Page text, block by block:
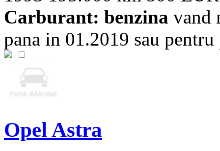
Carburant: benzina vand
pana in 01.2019 sau
Opel Astra